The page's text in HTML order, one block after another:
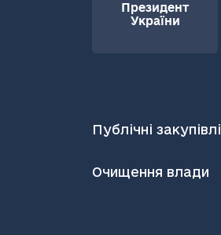
Президент
України
Публічні закупівлі
Очищення влади